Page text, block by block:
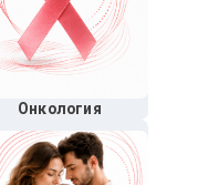
Онкология